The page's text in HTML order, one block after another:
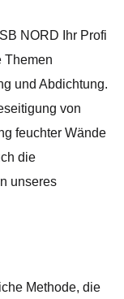
NORD Ihr Profi
Themen
und Abdichtung.
von
feuchter Wände
die
unseres
Methode, die